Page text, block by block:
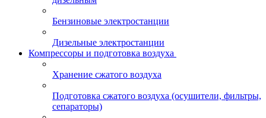
Бензиновые электростанции
Дизельные электростанции
Компрессоры и подготовка воздуха
Хранение сжатого воздуха
Подготовка сжатого воздуха (осушители, фильтры,
сепараторы)